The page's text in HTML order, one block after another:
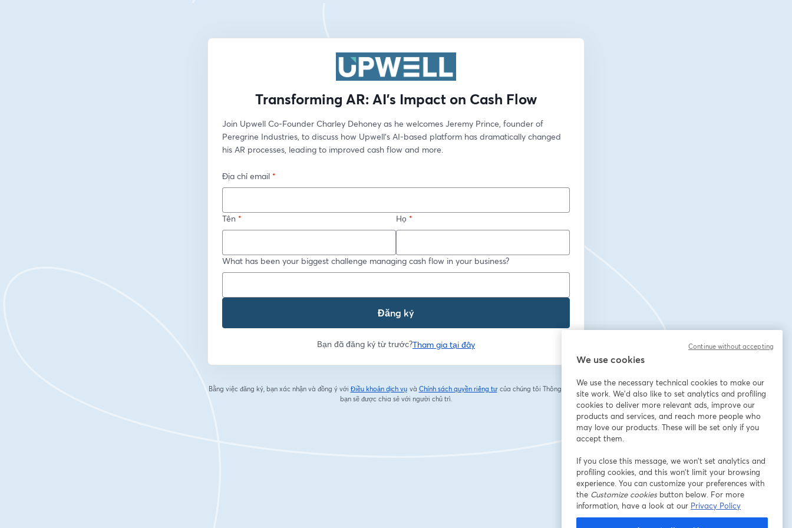
Transforming AR: AI's Impact on Cash Flow
Join Upwell Co-Founder Charley Dehoney as he welcomes Jeremy Prince, founder of
Peregrine Industries, to discuss how Upwell’s AI-based platform has dramatically changed
his AR processes, leading to improved cash flow and more.
Địa chỉ email *
Tên * Họ *
What has been your biggest challenge managing cash flow in your business?
Đăng ký
Bạn đã đăng ký từ trước?Tham gia tại đây
Bằng việc đăng ký, bạn xác nhận và đồng ý với Điều khoản dịch vụ
mở trong tab mới
và Chính sách quyền riêng tư
mở trong tab mới
của chúng tôi Thông tin của
bạn sẽ được chia sẻ với người chủ trì.
We use cookies
We use the necessary technical cookies to make our
site work. We'd also like to set analytics and profiling
cookies to deliver more relevant ads, improve our
products and services, and reach more people who
may love our products. These will be set only if you
accept them.
If you close this message, we won’t set analytics and
profiling cookies, and this won’t limit your browsing
experience. You can customize your preferences with
the Customize cookiesbutton below. For more
information, have a look at our Privacy Policy
Continue without accepting